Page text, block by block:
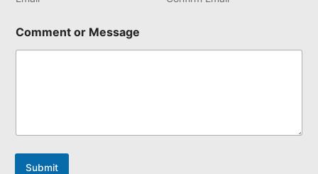
Comment or Message
Submit